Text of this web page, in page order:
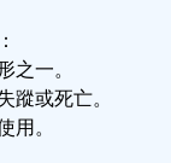
之一。
蹤或死亡。
用。